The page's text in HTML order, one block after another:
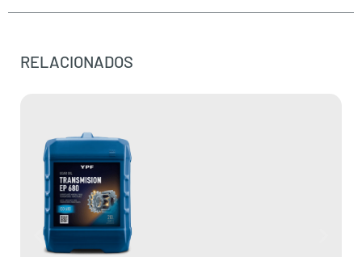
RELACIONADOS